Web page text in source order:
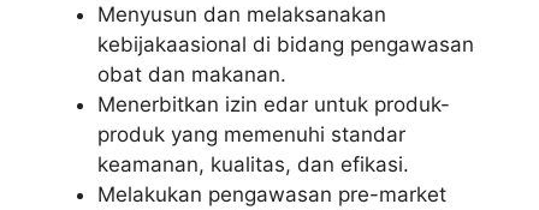
Menyusun dan melaksanakan
kebijakaasional di bidang pengawasan
obat dan makanan.
Menerbitkan izin edar untuk produk-
produk yang memenuhi standar
keamanan, kualitas, dan efikasi.
Melakukan pengawasan pre-market